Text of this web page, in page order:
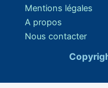
Mentions légales
A propos
Nous contacter